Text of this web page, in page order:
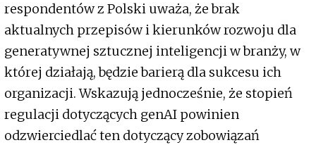
respondentów z Polski uważa, że brak
aktualnych przepisów i kierunków rozwoju dla
generatywnej sztucznej inteligencji w branży, w
której działają, będzie barierą dla sukcesu ich
organizacji. Wskazują jednocześnie, że stopień
regulacji dotyczących genAI powinien
odzwierciedlać ten dotyczący zobowiązań